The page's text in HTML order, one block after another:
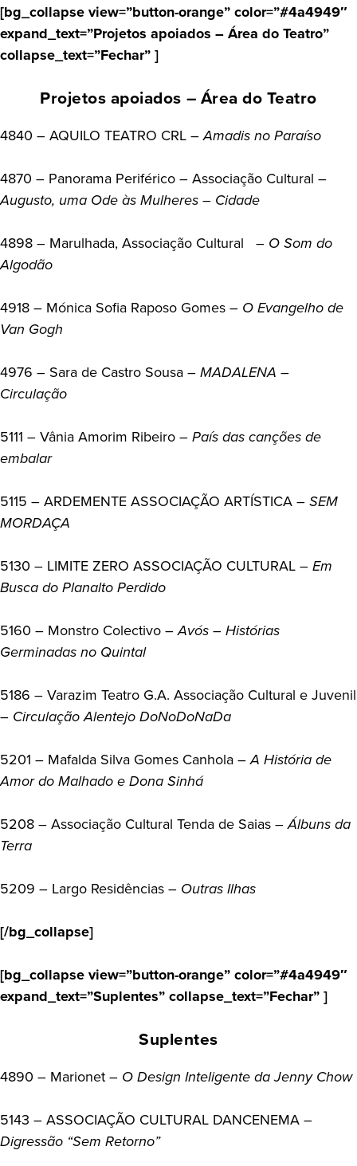
[bg_collapse view=”button-orange” color=”#4a4949″
expand_text=”Projetos apoiados – Área do Teatro”
collapse_text=”Fechar” ]
Projetos apoiados – Área do Teatro
4840 – AQUILO TEATRO CRL –Amadis no Paraíso
4870 – Panorama Periférico – Associação Cultural –
Augusto, uma Ode às Mulheres – Cidade
4898 – Marulhada, Associação Cultural – O Som do
Algodão
4918 – Mónica Sofia Raposo Gomes – O Evangelho de
Van Gogh
4976 – Sara de Castro Sousa –MADALENA –
Circulação
5111 – Vânia Amorim Ribeiro –País das canções de
embalar
5115 – ARDEMENTE ASSOCIAÇÃO ARTÍSTICA –SEM
MORDAÇA
5130 – LIMITE ZERO ASSOCIAÇÃO CULTURAL –Em
Busca do Planalto Perdido
5160 – Monstro Colectivo –Avós – Histórias
Germinadas no Quintal
5186 – Varazim Teatro G.A. Associação Cultural e Juvenil
– Circulação Alentejo DoNoDoNaDa
5201 – Mafalda Silva Gomes Canhola –A História de
Amor do Malhado e Dona Sinhá
5208 – Associação Cultural Tenda de Saias –Álbuns da
Terra
5209 – Largo Residências – Outras Ilhas
[/bg_collapse]
[bg_collapse view=”button-orange” color=”#4a4949″
expand_text=”Suplentes” collapse_text=”Fechar” ]
Suplentes
4890 – Marionet – O Design Inteligente da Jenny Chow
5143 – ASSOCIAÇÃO CULTURAL DANCENEMA –
Digressão “Sem Retorno”